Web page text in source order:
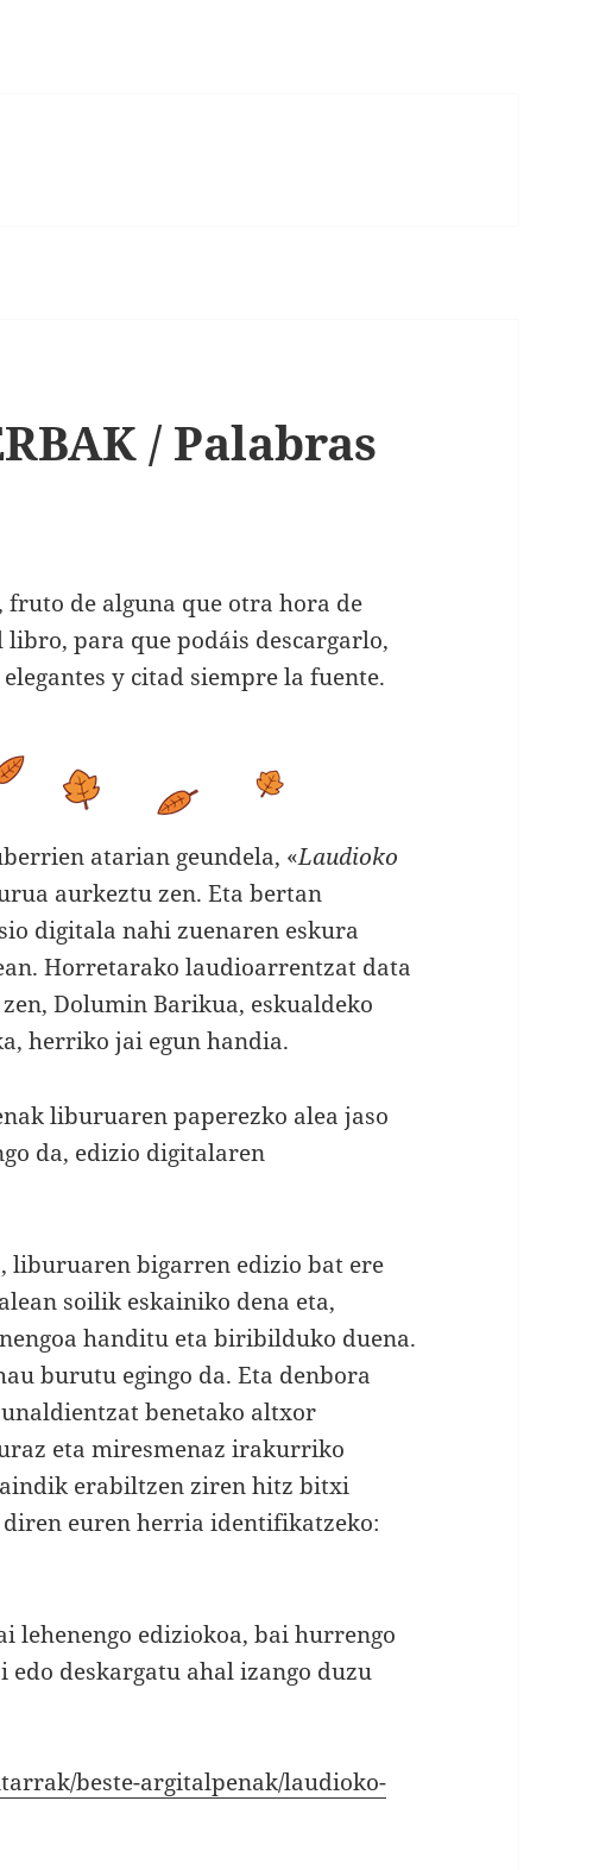
/ Palabras
de alguna que otra hora de
libro, para que podáis descargarlo,
y citad siempre la fuente.
atarian geundela, «Laudioko
aurkeztu zen. Eta bertan
digitala nahi zuenaren eskura
Horretarako laudioarrentzat data
Dolumin Barikua, eskualdeko
herriko jai egun handia.
liburuaren paperezko alea jaso
da, edizio digitalaren
liburuaren bigarren edizio bat ere
soilik eskainiko dena eta,
handitu eta biribilduko duena.
burutu egingo da. Eta denbora
benetako altxor
eta miresmenaz irakurriko
erabiltzen ziren hitz bitxi
euren herria identifikatzeko:
ediziokoa, bai hurrengo
deskargatu ahal izango duzu
beste-argitalpenak/laudioko-